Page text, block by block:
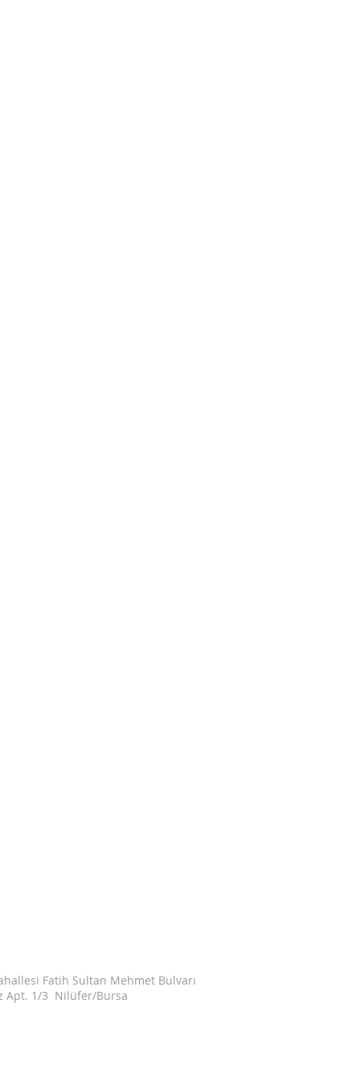
Fatih Sultan Mehmet Bulvarı
Apt. 1/3 Nilüfer/Bursa